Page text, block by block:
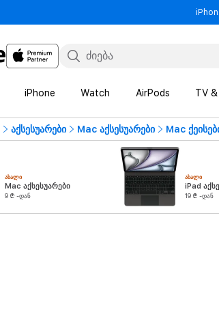
iPhone Watch AirPods TV
აქსესუარები Mac აქსესუარები Mac
ᲐᲮᲐᲚᲘ
Mac აქსესუარები
9 ₾ -დან
ᲐᲮᲐᲚᲘ
iPad
19 ₾ -დან